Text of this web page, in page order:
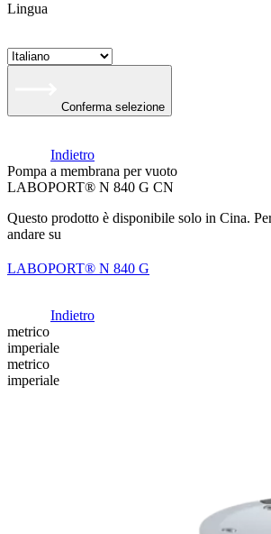
Lingua
Conferma selezione
Indietro
Pompa a membrana per vuoto
LABOPORT® N 840 G CN
Questo prodotto è disponibile solo in Cina.
andare su
LABOPORT® N 840 G
Indietro
metrico
imperiale
metrico
imperiale